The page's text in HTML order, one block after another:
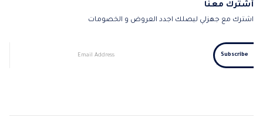
أشترك معنا
اشترك مع جهزلي ليصلك اجدد العروض و الخصومات